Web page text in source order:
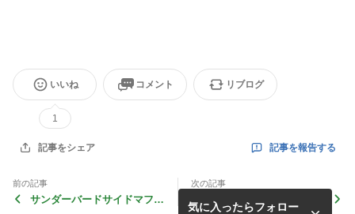
いいね
1
コメント リブログ
記事をシェア 記事を報告する
前の記事
サンダーバードサイドマフラ
次の記事
気に入ったらフォロー